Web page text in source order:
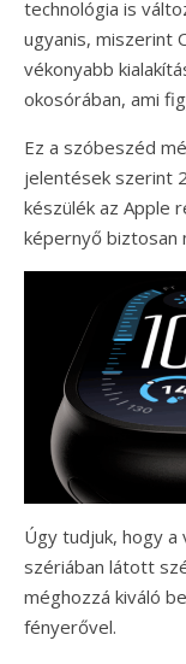
technológia is
ugyanis, miszerint
vékonyabb
okosórában, ami
Ez a szóbeszéd
jelentések szerint
készülék az Apple
képernyő biztosan
Úgy tudjuk, hogy
szériában látott
méghozzá kiváló
fényerővel.